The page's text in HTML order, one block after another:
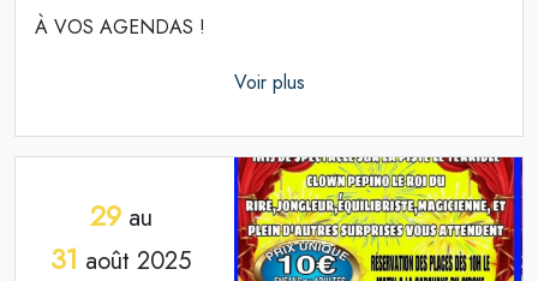
À VOS AGENDAS !
Voir plus
29au
31 août 2025